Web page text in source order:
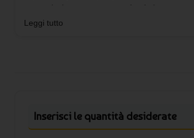
senza risultare pesante, rendendo la coperta
l’utilizzo quotidiano in casa.
rende la coperta ideale per rilassarsi sul
un libro o guardare la televisione durante le
Leggi tutto
Inserisci le quantità desiderate